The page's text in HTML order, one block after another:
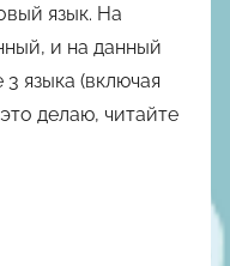
язык. На
и на данный
языка (включая
делаю, читайте